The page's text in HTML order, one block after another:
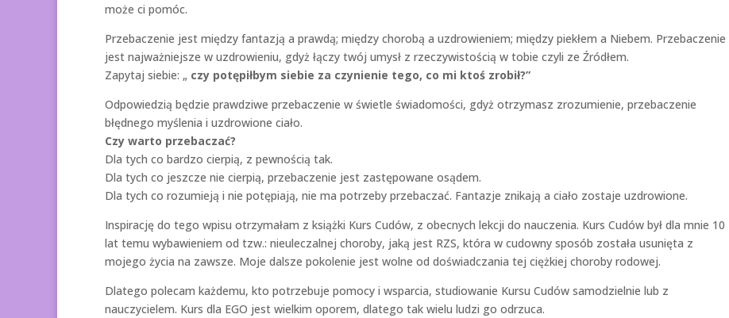
może ci pomóc.
Przebaczenie jest między fantazją a prawdą; między chorobą a uzdrowieniem; między piekłem a Niebem. Przebaczenie
jest najważniejsze w uzdrowieniu, gdyż łączy twój umysł z rzeczywistością w tobie czyli ze Źródłem.
Zapytaj siebie: „ czy potępiłbym siebie za czynienie tego, co mi ktoś zrobił?”
Odpowiedzią będzie prawdziwe przebaczenie w świetle świadomości, gdyż otrzymasz zrozumienie, przebaczenie
błędnego myślenia i uzdrowione ciało.
Czy warto przebaczać?
Dla tych co bardzo cierpią, z pewnością tak.
Dla tych co jeszcze nie cierpią, przebaczenie jest zastępowane osądem.
Dla tych co rozumieją i nie potępiają, nie ma potrzeby przebaczać. Fantazje znikają a ciało zostaje uzdrowione.
Inspirację do tego wpisu otrzymałam z książki Kurs Cudów, z obecnych lekcji do nauczenia. Kurs Cudów był dla mnie 10
lat temu wybawieniem od tzw.: nieuleczalnej choroby, jaką jest RZS, która w cudowny sposób została usunięta z
mojego życia na zawsze. Moje dalsze pokolenie jest wolne od doświadczania tej ciężkiej choroby rodowej.
Dlatego polecam każdemu, kto potrzebuje pomocy i wsparcia, studiowanie Kursu Cudów samodzielnie lub z
nauczycielem. Kurs dla EGO jest wielkim oporem, dlatego tak wielu ludzi go odrzuca.